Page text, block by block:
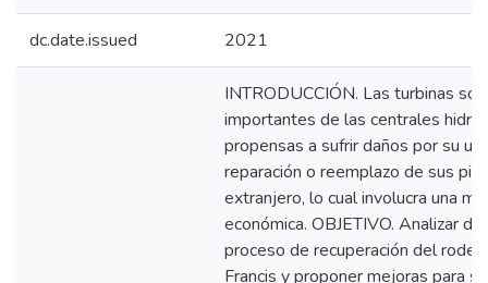
dc.date.issued 2021
INTRODUCCIÓN. Las turbinas
importantes de las centrales
propensas a sufrir daños por su
reparación o reemplazo de sus
extranjero, lo cual involucra una
económica. OBJETIVO. Analizar
proceso de recuperación del
Francis y proponer mejoras para